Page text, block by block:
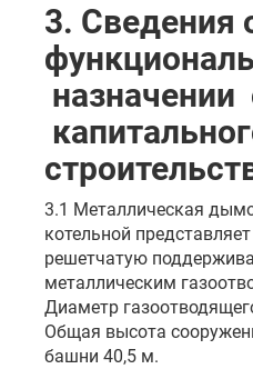
3. Сведения
назначении
3.1 Металлическая
котельной
решетчатую
металлическим
Диаметр
Общая высота
башни 40,5 м.